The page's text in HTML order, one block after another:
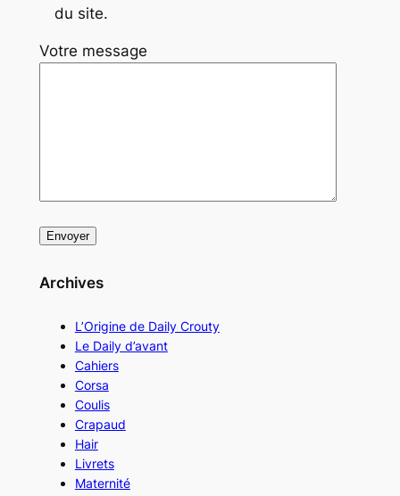
du site.
Votre message
Archives
L’Origine de Daily Crouty
Le Daily d’avant
Cahiers
Corsa
Coulis
Crapaud
Hair
Livrets
Maternité